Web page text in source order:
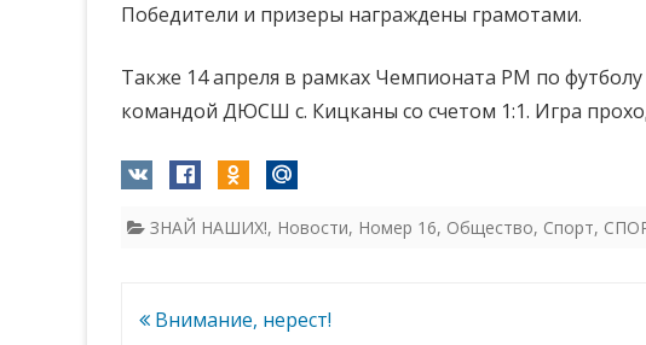
Победители и призеры награждены грамотами.
Также 14 апреля в рамках Чемпионата РМ по
командой ДЮСШ с. Кицканы со счетом 1:1. Игра
ЗНАЙ НАШИХ!, Новости, Номер 16, Общество, Спорт,
Навигация
Внимание, нерест!